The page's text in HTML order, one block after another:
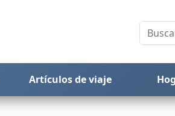
Artículos de viaje